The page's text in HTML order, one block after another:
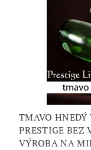
TMAVO HNEDÝ
PRESTIGE BEZ
VÝROBA NA